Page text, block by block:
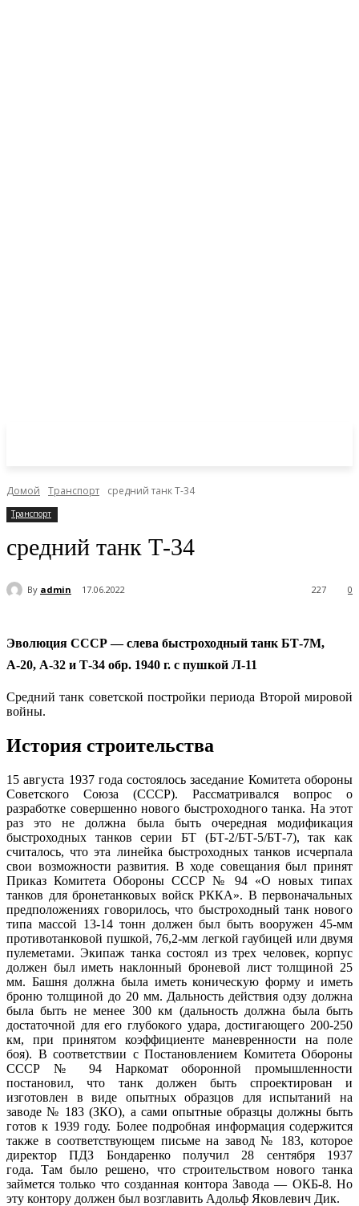
Домой Транспорт средний танк Т-34
Транспорт
средний танк Т-34
By admin 17.06.2022 0
227
Эволюция СССР — слева быстроходный танк БТ-7М,
А-20, А-32 и Т-34 обр. 1940 г. с пушкой Л-11
Средний танк советской постройки периода Второй мировой
войны.
История строительства
15 августа 1937 года состоялось заседание Комитета обороны
Советского Союза (СССР). Рассматривался вопрос о
разработке совершенно нового быстроходного танка. На этот
раз это не должна была быть очередная модификация
быстроходных танков серии БТ (БТ-2/БТ-5/БТ-7), так как
считалось, что эта линейка быстроходных танков исчерпала
свои возможности развития. В ходе совещания был принят
Приказ Комитета Обороны СССР № 94 «О новых типах
танков для бронетанковых войск РККА». В первоначальных
предположениях говорилось, что быстроходный танк нового
типа массой 13-14 тонн должен был быть вооружен 45-мм
противотанковой пушкой, 76,2-мм легкой гаубицей или двумя
пулеметами. Экипаж танка состоял из трех человек, корпус
должен был иметь наклонный броневой лист толщиной 25
мм. Башня должна была иметь коническую форму и иметь
броню толщиной до 20 мм. Дальность действия одзу должна
была быть не менее 300 км (дальность должна была быть
достаточной для его глубокого удара, достигающего 200-250
км, при принятом коэффициенте маневренности на поле
боя). В соответствии с Постановлением Комитета Обороны
СССР № 94 Наркомат оборонной промышленности
постановил, что танк должен быть спроектирован и
изготовлен в виде опытных образцов для испытаний на
заводе № 183 (ЗКО), а сами опытные образцы должны быть
готов к 1939 году. Более подробная информация содержится
также в соответствующем письме на завод № 183, которое
директор ПДЗ Бондаренко получил 28 сентября 1937
года. Там было решено, что строительством нового танка
займется только что созданная контора Завода — ОКБ-8. Но
эту контору должен был возглавить Адольф Яковлевич Дик.